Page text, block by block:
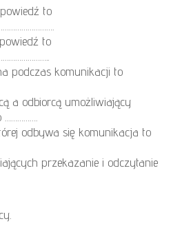
to
to
podczas komunikacji to
a odbiorcą umożliwiający
odbywa się komunikacja to
przekazanie i odczytanie